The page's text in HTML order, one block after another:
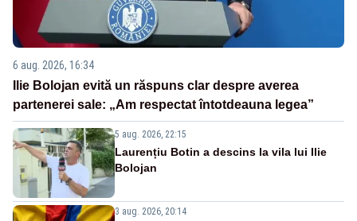
6 aug. 2026, 16:34
Ilie Bolojan evită un răspuns clar despre averea
partenerei sale: „Am respectat întotdeauna legea”
5 aug. 2026, 22:15
Laurențiu Botin a descins la vila lui Ilie
Bolojan
3 aug. 2026, 20:14